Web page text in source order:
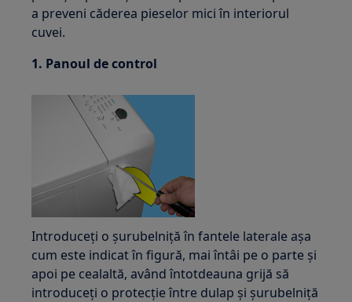
a preveni căderea pieselor mici în interiorul
cuvei.
1. Panoul de control
Introduceți o șurubelniță în fantele laterale așa
cum este indicat în figură, mai întâi pe o parte și
apoi pe cealaltă, având întotdeauna grijă să
introduceți o protecție între dulap și șurubelniță